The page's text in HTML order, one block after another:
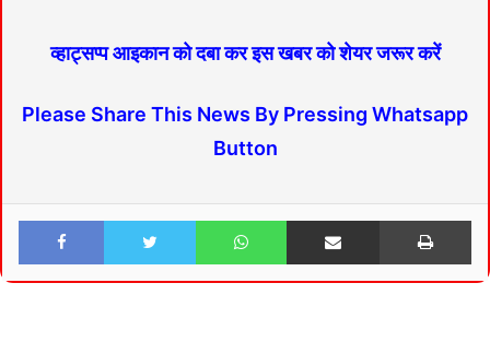
व्हाट्सप्प आइकान को दबा कर इस खबर को शेयर जरूर करें
Please Share This News By Pressing Whatsapp
Button
Facebook Twitter WhatsApp Share via Email Print